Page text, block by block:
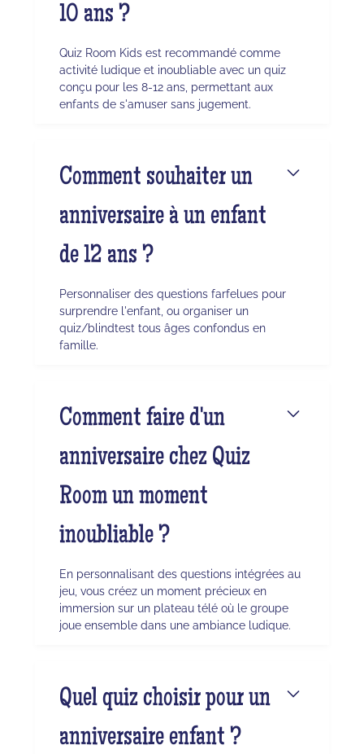
10 ans ?
Quiz Room Kids est recommandé comme
activité ludique et inoubliable avec un quiz
conçu pour les 8-12 ans, permettant aux
enfants de s'amuser sans jugement.
Comment souhaiter un
anniversaire à un enfant
de 12 ans ?
Personnaliser des questions farfelues pour
surprendre l'enfant, ou organiser un
quiz/blindtest tous âges confondus en
famille.
Comment faire d'un
anniversaire chez Quiz
Room un moment
inoubliable ?
En personnalisant des questions intégrées au
jeu, vous créez un moment précieux en
immersion sur un plateau télé où le groupe
joue ensemble dans une ambiance ludique.
Quel quiz choisir pour un
anniversaire enfant ?